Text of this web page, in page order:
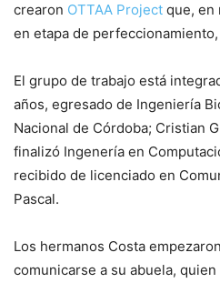
crearon OTTAA Project que, en
en etapa de
El grupo de trabajo está
años, egresado de Ingeniería
Nacional de Córdoba; Cristian
finalizó Ingenería en
recibido de licenciado en
Pascal.
Los hermanos Costa
comunicarse a su abuela, quien